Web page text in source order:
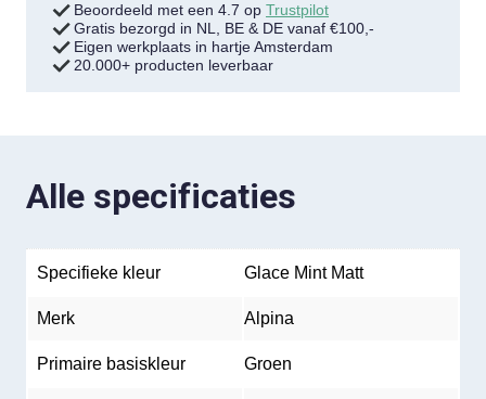
Beoordeeld met een 4.7 op Trustpilot
Gratis bezorgd in NL, BE & DE vanaf €100,-
Eigen werkplaats in hartje Amsterdam
20.000+ producten leverbaar
Alle specificaties
Specifieke kleur Glace Mint Matt
Merk Alpina
Primaire basiskleur Groen